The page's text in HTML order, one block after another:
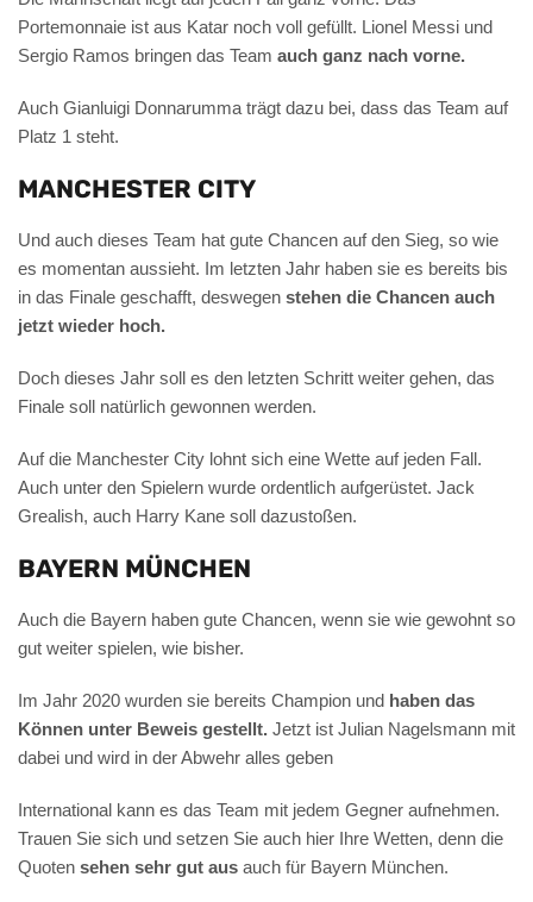
Portemonnaie ist aus Katar noch voll gefüllt. Lionel Messi und
Sergio Ramos bringen das Team auch ganz nach vorne.
Auch Gianluigi Donnarumma trägt dazu bei, dass das Team auf
Platz 1 steht.
MANCHESTER CITY
Und auch dieses Team hat gute Chancen auf den Sieg, so wie
es momentan aussieht. Im letzten Jahr haben sie es bereits bis
in das Finale geschafft, deswegen stehen die Chancen auch
jetzt wieder hoch.
Doch dieses Jahr soll es den letzten Schritt weiter gehen, das
Finale soll natürlich gewonnen werden.
Auf die Manchester City lohnt sich eine Wette auf jeden Fall.
Auch unter den Spielern wurde ordentlich aufgerüstet. Jack
Grealish, auch Harry Kane soll dazustoßen.
BAYERN MÜNCHEN
Auch die Bayern haben gute Chancen, wenn sie wie gewohnt so
gut weiter spielen, wie bisher.
Im Jahr 2020 wurden sie bereits Champion und haben das
Können unter Beweis gestellt. Jetzt ist Julian Nagelsmann mit
dabei und wird in der Abwehr alles geben
International kann es das Team mit jedem Gegner aufnehmen.
Trauen Sie sich und setzen Sie auch hier Ihre Wetten, denn die
Quoten sehen sehr gut aus auch für Bayern München.